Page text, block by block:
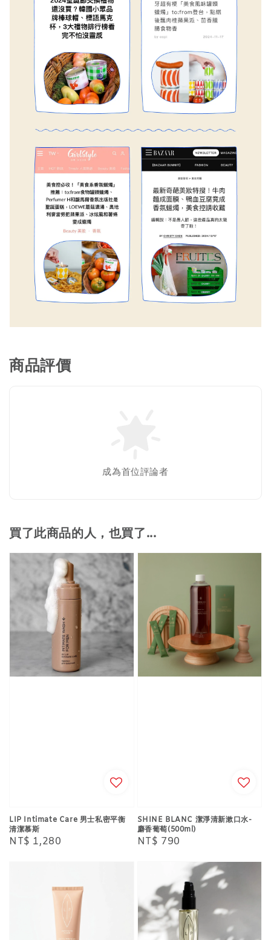
商品評價
成為首位評論者
買了此商品的人，也買了...
LIP Intimate Care 男士私密平衡
清潔慕斯
Regular
NT$ 1,280
SHINE BLANC 潔淨清新漱口水-
麝香葡萄(500ml)
Regular
NT$ 790